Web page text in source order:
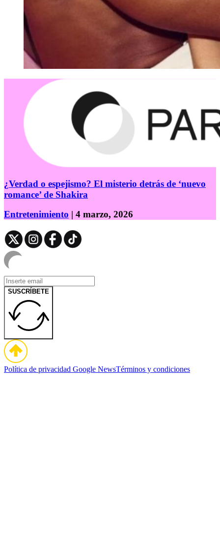
¿Verdad o espejismo? El misterio detrás de ‘nuevo
romance’ de Shakira
Entretenimiento | 4 marzo, 2026
SUSCRÍBETE
Política de privacidad Google NewsTérminos y condiciones